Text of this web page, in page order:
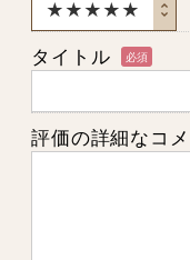
タイトル 必須
評価の詳細なコ